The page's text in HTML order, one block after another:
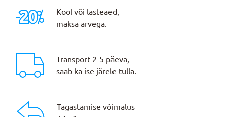
Kool või lasteaed,
maksa arvega.
Transport 2-5 päeva,
saab ka ise järele tulla.
Tagastamise võimalus